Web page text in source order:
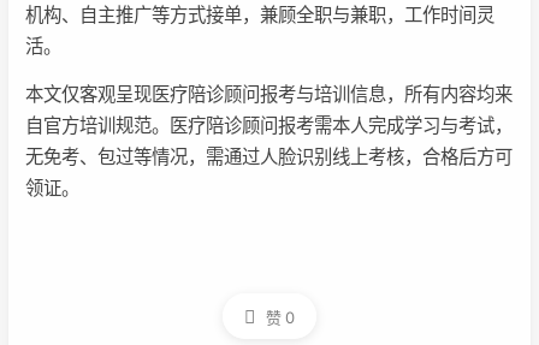
机构、自主推广等方式接单，兼顾全职与兼职，工作时间灵
活。
本文仅客观呈现医疗陪诊顾问报考与培训信息，所有内容均来
自官方培训规范。医疗陪诊顾问报考需本人完成学习与考试，
无免考、包过等情况，需通过人脸识别线上考核，合格后方可
领证。
赞0